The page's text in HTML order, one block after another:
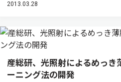
2013.03.28
産総研、光照射によるめっき
ーニング法の開発